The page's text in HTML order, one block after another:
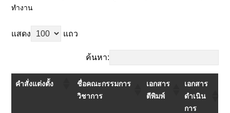
ทำงาน
แสดง แถว
ค้นหา:
คำสั่งแต่งตั้ง
ชื่อคณะกรรมการ
วิชาการ
เอกสาร
ตีพิมพ์
เอกสาร
ดำเนิน
การ